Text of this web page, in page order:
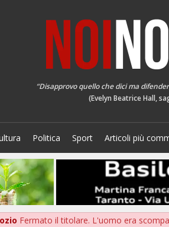
“Disapprovo quello che dici ma
(Evelyn Beatrice Hall,
Politica Sport Articoli più
Fermato il titolare. L'uomo era